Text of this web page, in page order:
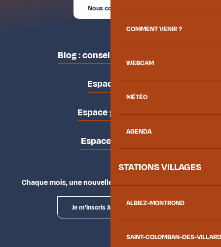
COMMENT VENIR ?
WEBCAM
MÉTÉO
AGENDA
STATIONS VILLAGES
ALBIEZ-MONTROND
SAINT-COLOMBAN-DES-
Nous contacter
Blog : conseils des locaux
Espace pro
Espace groupes
Espace presse
Chaque mois, une nouvelle façon d'explorer la vallée.
Je m'inscris à la newsletter